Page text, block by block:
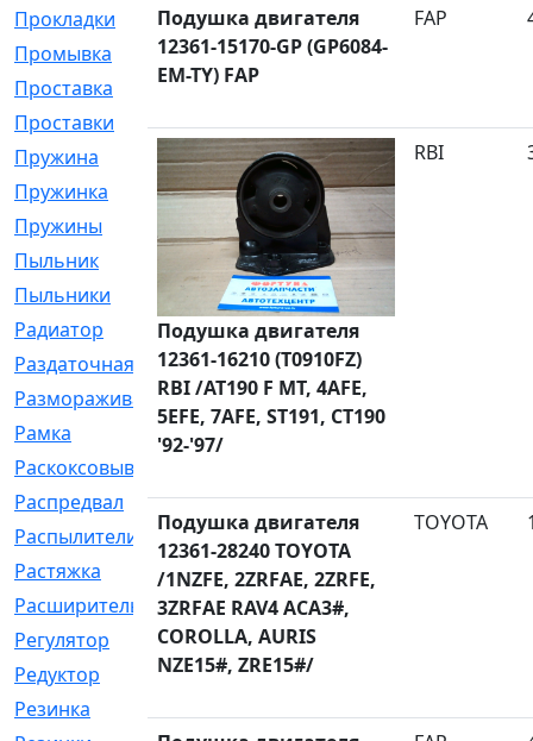
Прокладки
[25]
Промывка
[13]
Проставка
[58]
Проставки
[38]
Пружина
[23]
Пружинка
[1]
Пружины
[326]
Пыльник
[1202]
Пыльники
[5]
Радиатор
[916]
Раздаточная
[1]
Размораживатель
[1]
Рамка
[29]
Раскоксовывание
Распредвал
[41]
Распылители
[226]
Растяжка
[1]
Расширительный
[9]
Регулятор
[5]
Редуктор
[17]
Резинка
Подушка двигателя
12361-15170-GP (GP6084-
EM-TY) FAP
FAP
Подушка двигателя
12361-16210 (T0910FZ)
RBI /AT190 F MT, 4AFE,
5EFE, 7AFE, ST191, CT190
'92-'97/
RBI
Подушка двигателя
12361-28240 TOYOTA
/1NZFE, 2ZRFAE, 2ZRFE,
3ZRFAE RAV4 ACA3#,
COROLLA, AURIS
NZE15#, ZRE15#/
TOYOTA